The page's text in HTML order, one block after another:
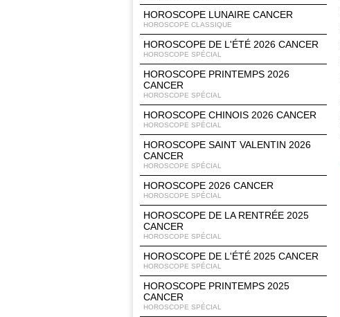
HOROSCOPE LUNAIRE CANCER
HOROSCOPE CLASSIQUE
HOROSCOPE DE L'ÉTÉ 2026 CANCER
HOROSCOPE SPÉCIAL
HOROSCOPE PRINTEMPS 2026
CANCER
HOROSCOPE SPÉCIAL
HOROSCOPE CHINOIS 2026 CANCER
HOROSCOPE SPÉCIAL
HOROSCOPE SAINT VALENTIN 2026
CANCER
HOROSCOPE SPÉCIAL
HOROSCOPE 2026 CANCER
HOROSCOPE SPÉCIAL
HOROSCOPE DE LA RENTRÉE 2025
CANCER
HOROSCOPE SPÉCIAL
HOROSCOPE DE L'ÉTÉ 2025 CANCER
HOROSCOPE SPÉCIAL
HOROSCOPE PRINTEMPS 2025
CANCER
HOROSCOPE SPÉCIAL